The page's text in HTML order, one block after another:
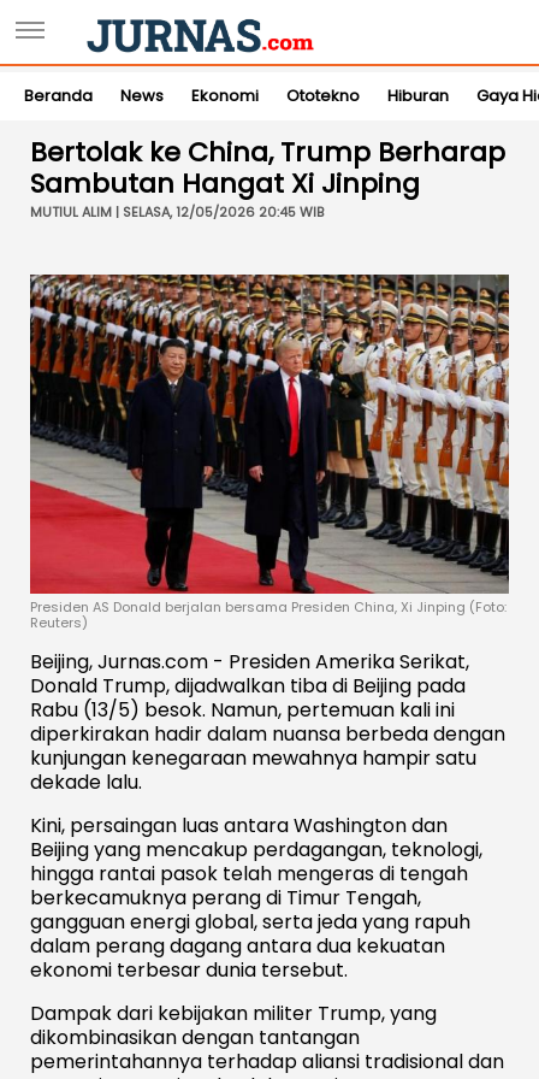
Beranda News Ekonomi Ototekno Hiburan Gaya
Bertolak ke China, Trump Berharap
Sambutan Hangat Xi Jinping
MUTIUL ALIM | SELASA, 12/05/2026 20:45 WIB
Presiden AS Donald berjalan bersama Presiden China, Xi Jinping (Foto:
Reuters)
Beijing, Jurnas.com - Presiden Amerika Serikat,
Donald Trump, dijadwalkan tiba di Beijing pada
Rabu (13/5) besok. Namun, pertemuan kali ini
diperkirakan hadir dalam nuansa berbeda dengan
kunjungan kenegaraan mewahnya hampir satu
dekade lalu.
Kini, persaingan luas antara Washington dan
Beijing yang mencakup perdagangan, teknologi,
hingga rantai pasok telah mengeras di tengah
berkecamuknya perang di Timur Tengah,
gangguan energi global, serta jeda yang rapuh
dalam perang dagang antara dua kekuatan
ekonomi terbesar dunia tersebut.
Dampak dari kebijakan militer Trump, yang
dikombinasikan dengan tantangan
pemerintahannya terhadap aliansi tradisional dan